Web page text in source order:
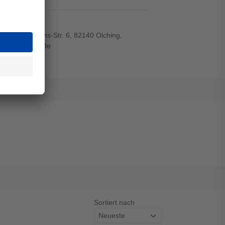
von-Siemens-Str. 6, 82140 Olching,
gmbh.de
Sortiert nach